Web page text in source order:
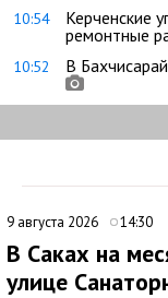
10:54
Керченские
ремонтные
10:52 В
9 августа 2026 14:30
В Саках на
улице